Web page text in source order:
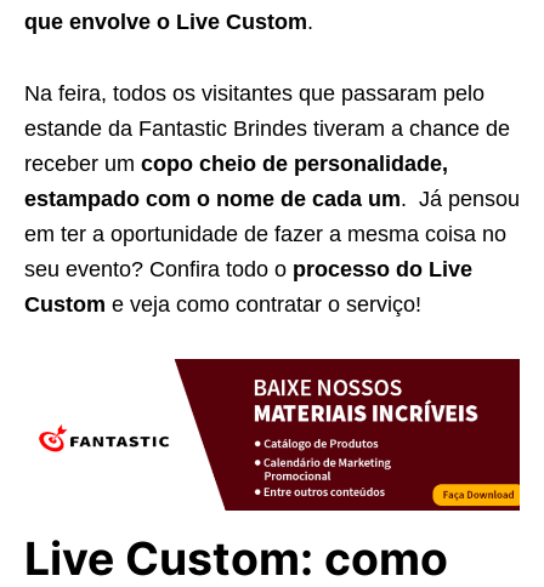
que envolve o Live Custom.
Na feira, todos os visitantes que passaram pelo
estande da Fantastic Brindes tiveram a chance de
receber um copo cheio de personalidade,
estampado com o nome de cada um. Já pensou
em ter a oportunidade de fazer a mesma coisa no
seu evento? Confira todo o processo do Live
Custom e veja como contratar o serviço!
Live Custom: como